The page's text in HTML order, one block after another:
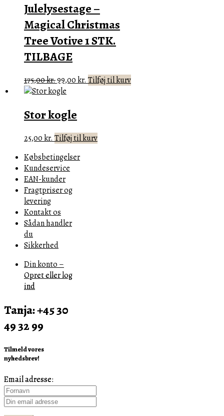
Julelysestage –
Magical Christmas
Tree Votive 1 STK.
TILBAGE
175,00kr.Den
oprindelige
var:
175,00 kr..
99,00kr. Den
Tilføj til kurv
Stor kogle
25,00kr. Tilføj til kurv
Købsbetingelser
Kundeservice
EAN-kunder
Fragtpriser og
levering
Kontakt os
Sådan handler
du
Sikkerhed
Din konto –
Opret eller log
ind
Tanja: +45 30
49 32 99
Tilmeld vores
nyhedsbrev!
Email adresse: